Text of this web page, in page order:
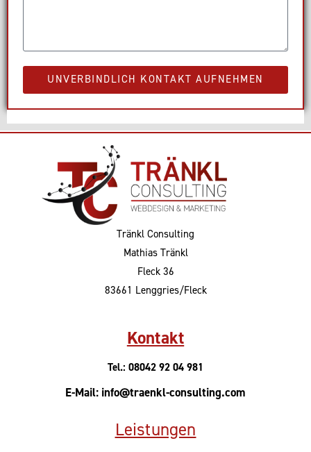
UNVERBINDLICH KONTAKT AUFNEHMEN
Tränkl Consulting
Mathias Tränkl
Fleck 36
83661 Lenggries/Fleck
Kontakt
Tel.: 08042 92 04 981
E-Mail: info@traenkl-consulting.com
Leistungen